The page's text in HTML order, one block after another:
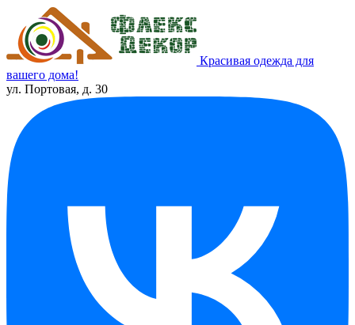
Красивая одежда для
вашего дома!
ул. Портовая, д. 30